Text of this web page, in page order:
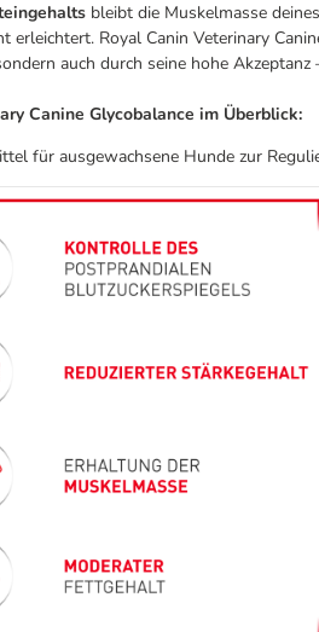
bleibt die Muskelmasse
erleichtert. Royal Canin Veterinary
auch durch seine hohe
Canine Glycobalance im Überblick:
für ausgewachsene Hunde zur